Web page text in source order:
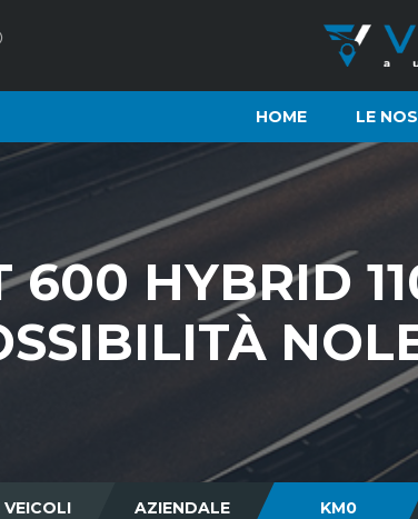
HOME LE
600 HYBRID
AZIENDALE KM0